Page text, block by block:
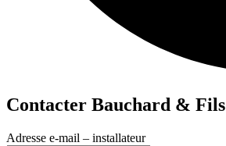
Contacter Bauchard & Fils
Adresse e-mail – installateur